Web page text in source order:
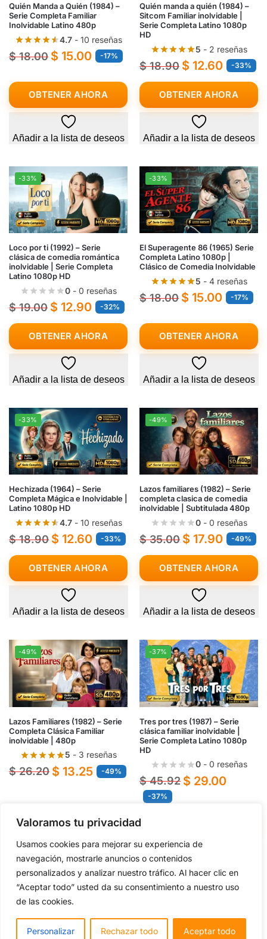
Valoramos tu privacidad
Usamos cookies para mejorar su experiencia de
navegación, mostrarle anuncios o contenidos
personalizados y analizar nuestro tráfico. Al hacer clic en
“Aceptar todo” usted da su consentimiento a nuestro uso
de las cookies.
Personalizar Rechazar todo Aceptar todo
Quién Manda a Quién (1984) –
Serie Completa Familiar
Inolvidable Latino 480p
4.7- 10 reseñas
$18.00 $ 15.00 -17%
OBTENER AHORA
Añadir a la lista de deseos
Quién manda a quién (1984) –
Sitcom Familiar inolvidable |
Serie Completa Latino 1080p
HD
5 - 2 reseñas
$18.90 $ 12.60 -33%
OBTENER AHORA
Añadir a la lista de deseos
-33%
Loco por ti (1992) – Serie
clásica de comedia romántica
inolvidable | Serie Completa
Latino 1080p HD
0- 0 reseñas
$19.00 $ 12.90 -32%
OBTENER AHORA
Añadir a la lista de deseos
-33%
El Superagente 86 (1965) Serie
Completa Latino 1080p |
Clásico de Comedia Inolvidable
5 - 4 reseñas
$18.00 $ 15.00 -17%
OBTENER AHORA
Añadir a la lista de deseos
-33%
Hechizada (1964) – Serie
Completa Mágica e Inolvidable |
Latino 1080p HD
4.7- 10 reseñas
$18.90 $ 12.60 -33%
OBTENER AHORA
Añadir a la lista de deseos
-49%
Lazos familiares (1982) – Serie
completa clasica de comedia
inolvidable | Subtitulada 480p
0- 0 reseñas
$35.00 $ 17.90 -49%
OBTENER AHORA
Añadir a la lista de deseos
-49%
Lazos Familiares (1982) – Serie
Completa Clásica Familiar
inolvidable | 480p
5 - 3 reseñas
$26.20 $ 13.25 -49%
OBTENER AHORA
Añadir a la lista de deseos
-37%
Tres por tres (1987) – Serie
clásica familiar inolvidable |
Serie Completa Latino 1080p
HD
0- 0 reseñas
$45.92 $ 29.00
-37%
-37%
misterio y comedia policial
inolvidable | Serie Completa